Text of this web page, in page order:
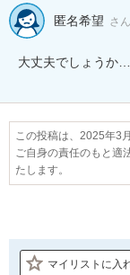
匿名希望 さん
大丈夫でしょう
この投稿は、2025年3
ご自身の責任のもと適
たします。
マイリストに入